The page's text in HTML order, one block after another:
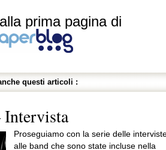
prima pagina di
questi articoli :
Proseguiamo con la serie delle
alle band che sono state incluse nella